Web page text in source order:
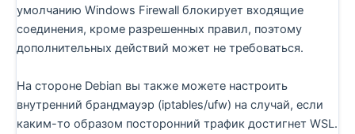
умолчанию Windows Firewall блокирует входящие
соединения, кроме разрешенных правил, поэтому
дополнительных действий может не требоваться.
На стороне Debian вы также можете настроить
внутренний брандмауэр (iptables/ufw) на случай, если
каким-то образом посторонний трафик достигнет WSL.